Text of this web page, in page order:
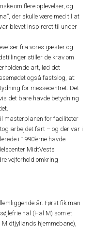
om flere oplevelser, og
der skulle være med til at
blevet inspireret til under
fra vores gæster og
stiller de krav om
art, lød det
også fastslog, at:
for messecentret. Det
det bare havde betydning
masterplanen for faciliteter
arbejdet fart – og der var i
i 1990’erne havde
MidtVests
vejforhold omkring
år. Først fik man
hal (Hal M) som et
hjemmebane),